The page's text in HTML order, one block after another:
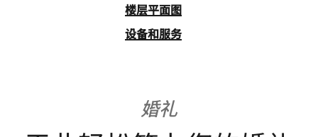
楼层平面图
设备和服务
婚礼